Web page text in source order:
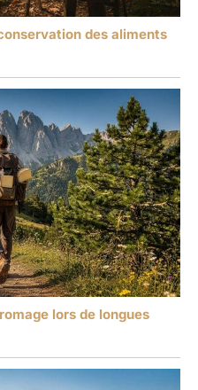
des aliments
lors de longues